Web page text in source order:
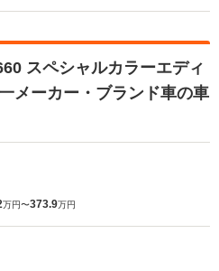
スペシャルカラーエディ
メーカー・ブランド車の車
万円〜373.9万円